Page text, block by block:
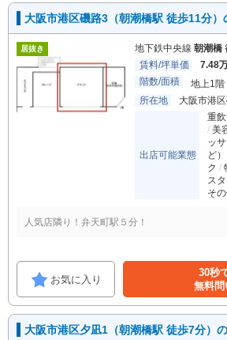
大阪市港区磯路3（朝潮橋駅 徒歩11分）
居抜き 地下鉄中央線 朝潮橋
賃料/坪単価
7.48
階数/面積
地上1階
所在地
大阪市港
出店可能業態
重
美
ッ
ど）
ク
ス
そ
人気店隣り！弁天町駅５分！
お気に入り
30秒
無料問
大阪市港区夕凪1（朝潮橋駅 徒歩7分）